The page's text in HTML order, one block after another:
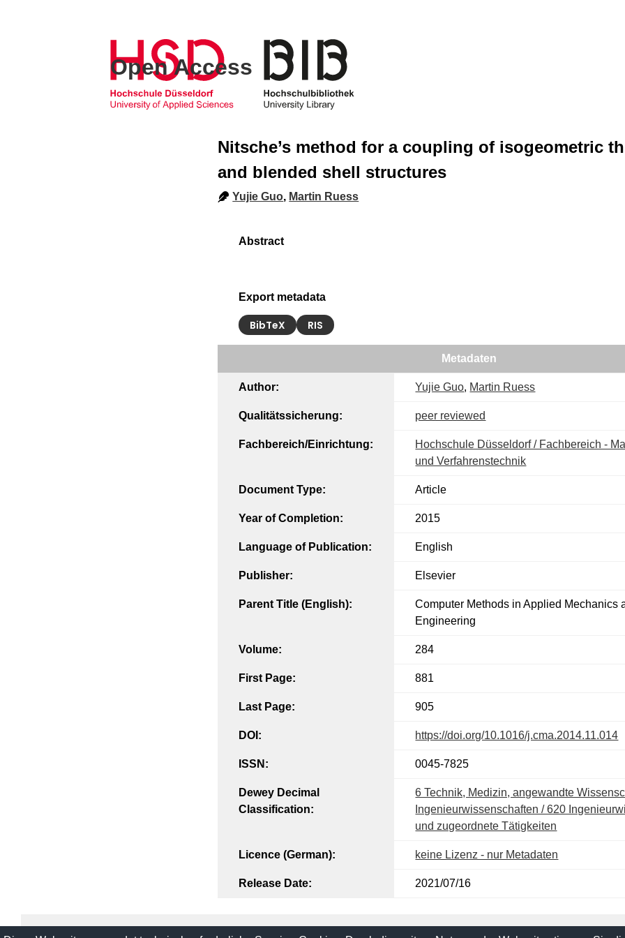
Open Access
Nitsche’s method for a coupling of isogeometric
and blended shell structures
Yujie Guo, Martin Ruess
Export metadata
BibTeX RIS
Metadaten
Author: Yujie Guo, Martin Ruess
Qualitätssicherung: peer reviewed
Fachbereich/Einrichtung:
Hochschule Düsseldorf / Fachbereich -
und Verfahrenstechnik
Document Type: Article
Year of Completion: 2015
Language of Publication: English
Publisher: Elsevier
Parent Title (English):
Computer Methods in Applied Mechanics
Engineering
Volume: 284
First Page: 881
Last Page: 905
DOI: https://doi.org/10.1016/j.cma.2014.11.014
ISSN: 0045-7825
Dewey Decimal
Classification:
6 Technik, Medizin, angewandte
Ingenieurwissenschaften / 620
und zugeordnete Tätigkeiten
Licence (German): keine Lizenz - nur Metadaten
Release Date: 2021/07/16